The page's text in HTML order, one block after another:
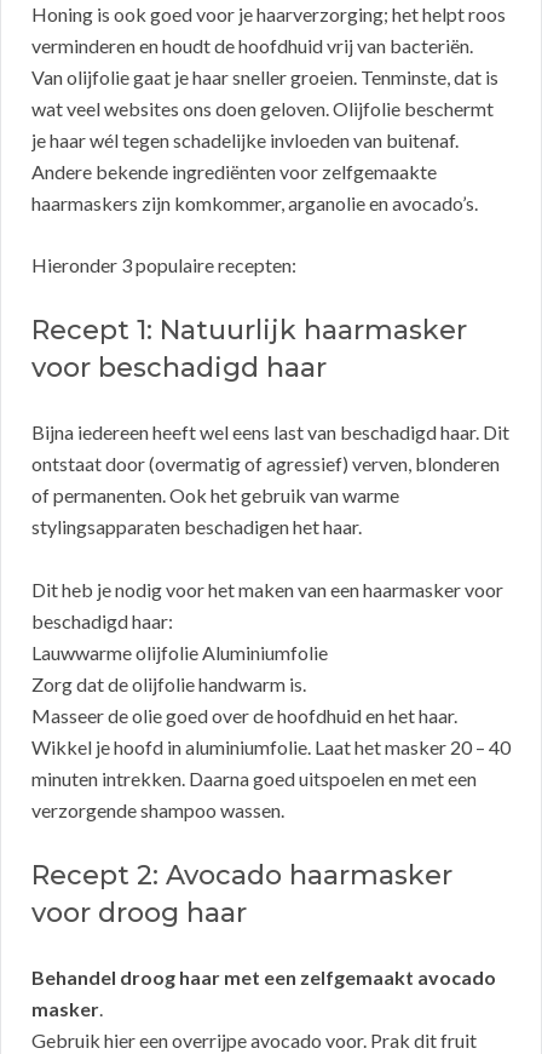
Honing is ook goed voor je haarverzorging; het helpt roos
verminderen en houdt de hoofdhuid vrij van bacteriën.
Van olijfolie gaat je haar sneller groeien. Tenminste, dat is
wat veel websites ons doen geloven. Olijfolie beschermt
je haar wél tegen schadelijke invloeden van buitenaf.
Andere bekende ingrediënten voor zelfgemaakte
haarmaskers zijn komkommer, arganolie en avocado’s.
Hieronder 3 populaire recepten:
Recept 1: Natuurlijk haarmasker
voor beschadigd haar
Bijna iedereen heeft wel eens last van beschadigd haar. Dit
ontstaat door (overmatig of agressief) verven, blonderen
of permanenten. Ook het gebruik van warme
stylingsapparaten beschadigen het haar.
Dit heb je nodig voor het maken van een haarmasker voor
beschadigd haar:
Lauwwarme olijfolie Aluminiumfolie
Zorg dat de olijfolie handwarm is.
Masseer de olie goed over de hoofdhuid en het haar.
Wikkel je hoofd in aluminiumfolie. Laat het masker 20 – 40
minuten intrekken. Daarna goed uitspoelen en met een
verzorgende shampoo wassen.
Recept 2: Avocado haarmasker
voor droog haar
Behandel droog haar met een zelfgemaakt avocado
masker
Gebruik hier een overrijpe avocado voor. Prak dit fruit